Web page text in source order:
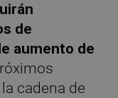
de
aumento de
cadena de